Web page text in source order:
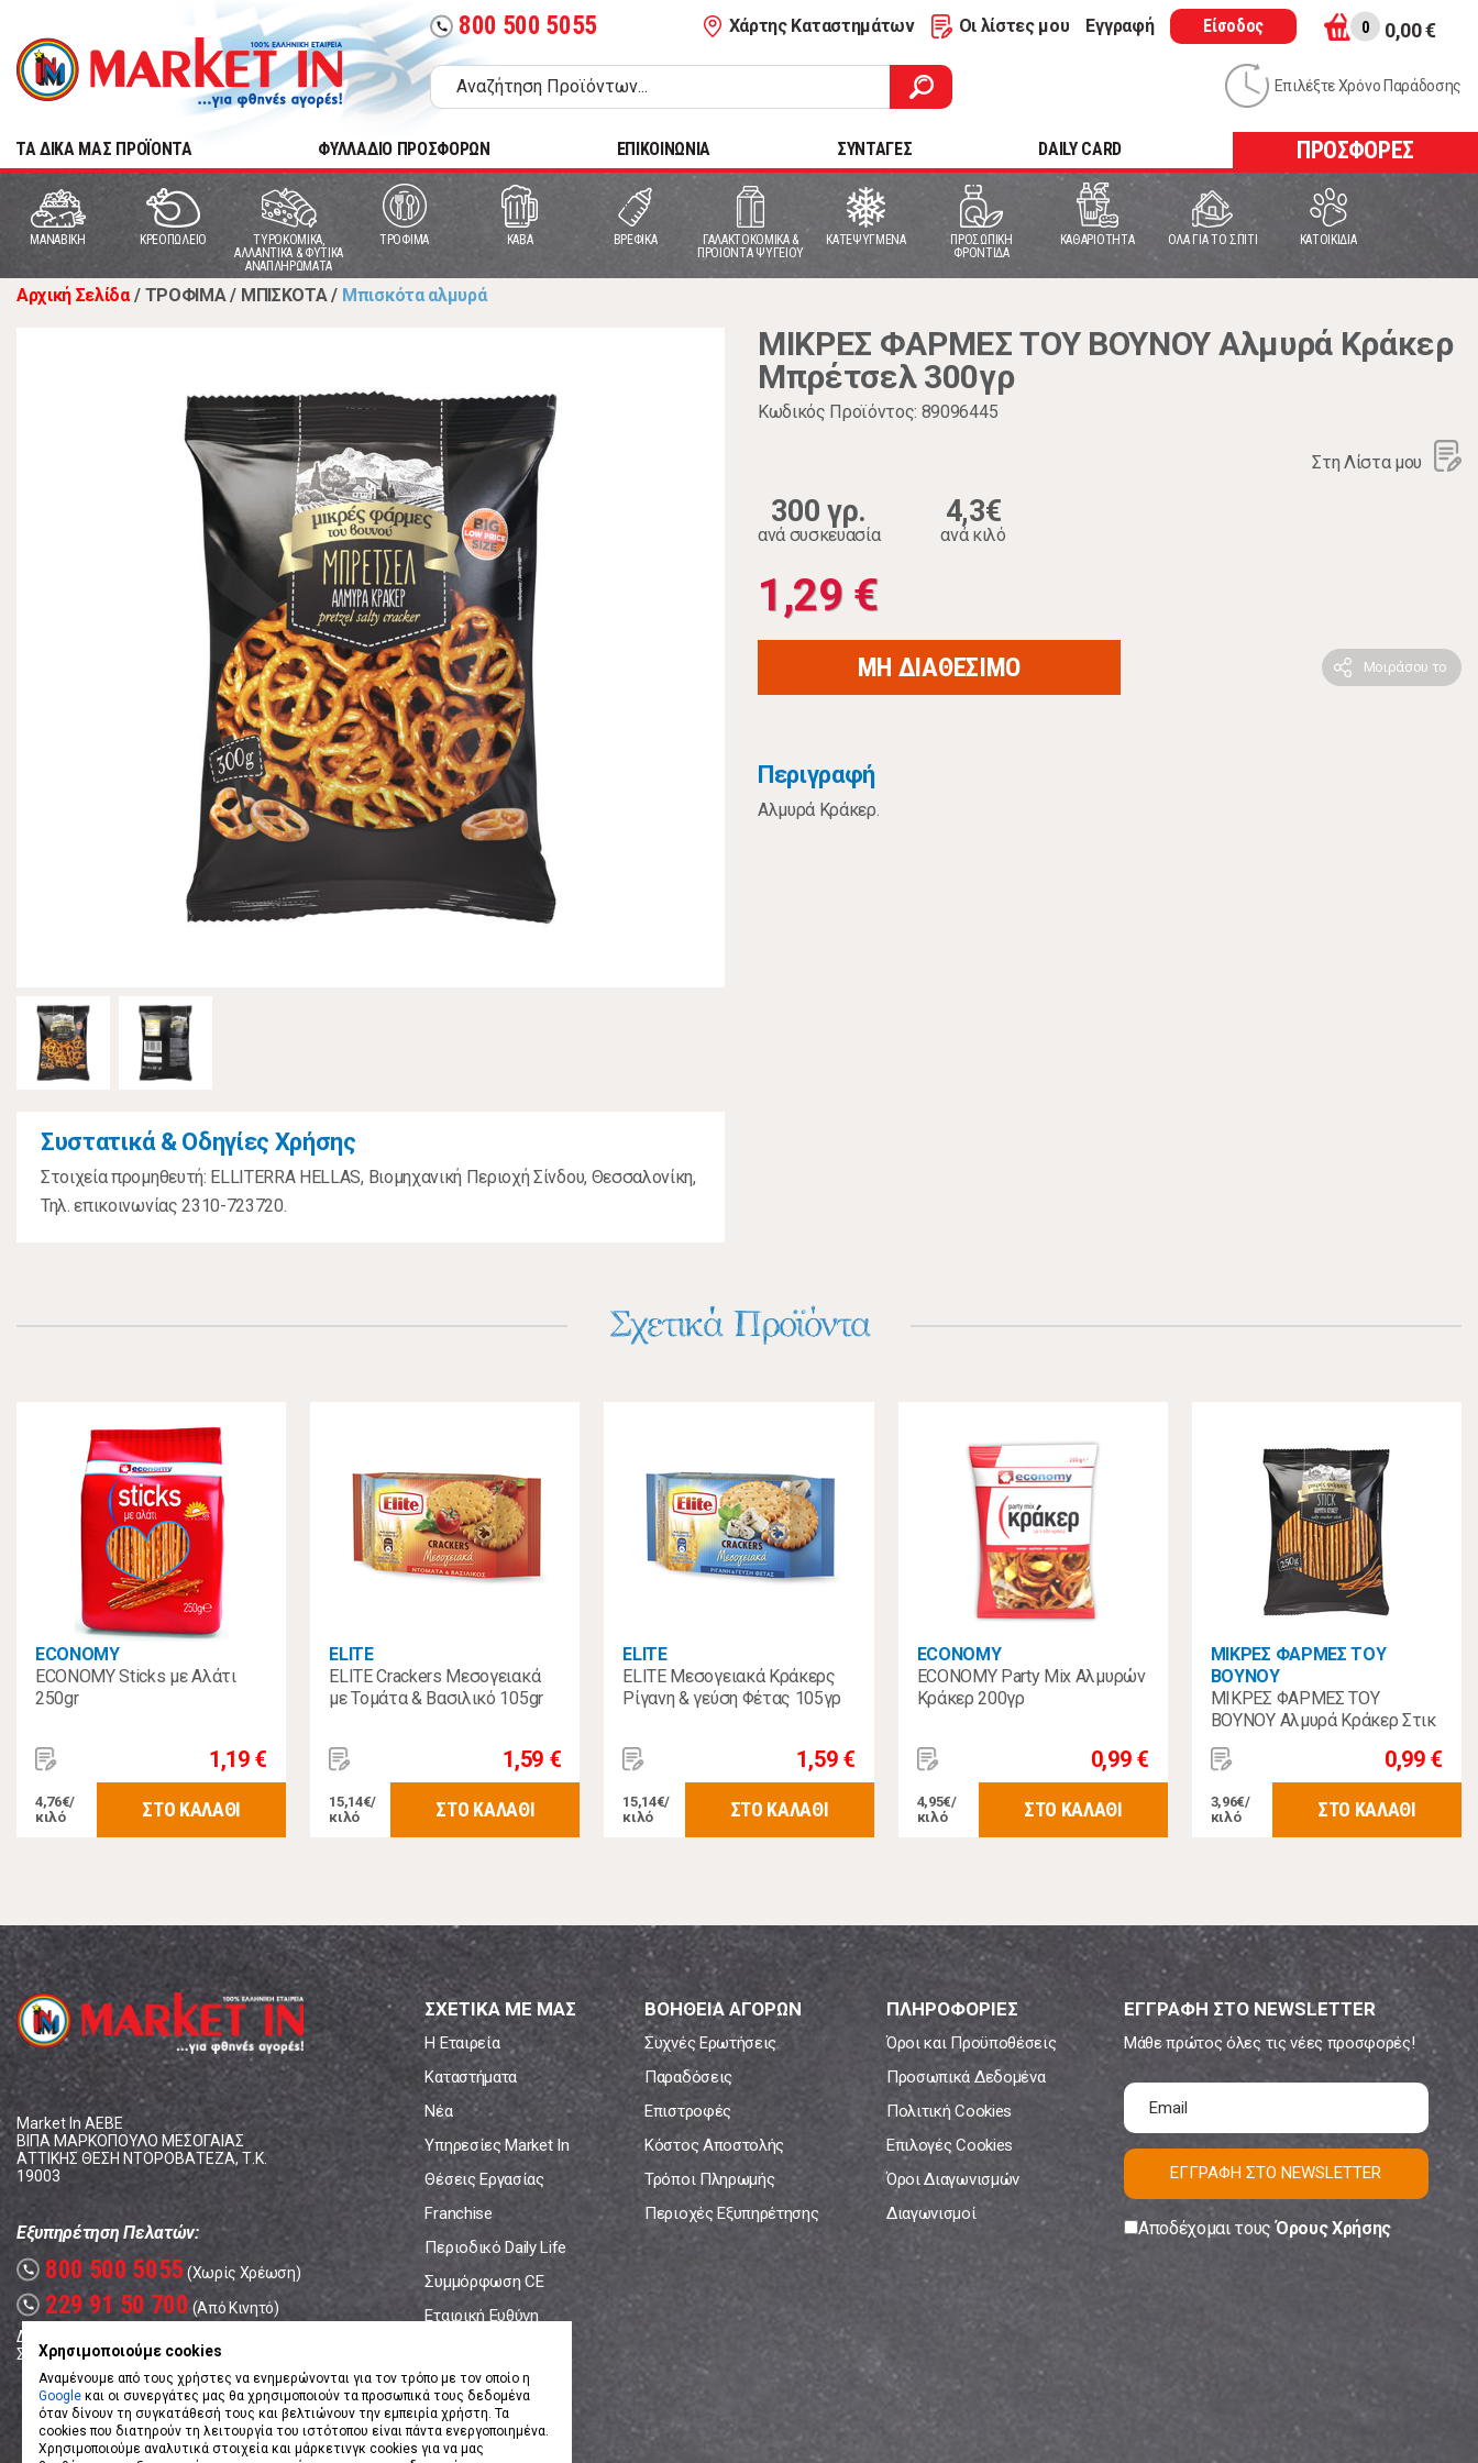
call 800 500 5055 Χάρτης Καταστημάτων Οι λίστες μου Εγγραφή Είσοδος 0 0,00 €
Επιλέξτε Χρόνο Παράδοσης
TA ΔΙΚΑ ΜΑΣ ΠΡΟΪΟΝΤΑ ΦΥΛΛΑΔΙΟ ΠΡΟΣΦΟΡΩΝ ΕΠΙΚΟΙΝΩΝΙΑ ΣΥΝΤΑΓΕΣ DAILY CARD ΠΡΟΣΦΟΡΕΣ
MANABIKH ΚΡΕΟΠΩΛΕΙΟ
ΤΥΡΟΚΟΜΙΚΑ,
ΑΛΛΑΝΤΙΚΑ & ΦΥΤΙΚΑ
ΑΝΑΠΛΗΡΩΜΑΤΑ
ΤΡΟΦΙΜΑ ΚΑΒΑ ΒΡΕΦΙΚΑ
ΓΑΛΑΚΤΟΚΟΜΙΚΑ &
ΠΡΟΙΟΝΤΑ ΨΥΓΕΙΟΥ
ΚΑΤΕΨΥΓΜΕΝΑ
ΠΡΟΣΩΠΙΚΗ
ΦΡΟΝΤΙΔΑ
ΚΑΘΑΡΙΟΤΗΤΑ ΟΛΑ ΓΙΑ ΤΟ ΣΠΙΤΙ ΚΑΤΟΙΚΙΔΙΑ
Αρχική Σελίδα / ΤΡΟΦΙΜΑ / ΜΠΙΣΚΟΤΑ / Μπισκότα αλμυρά
ΜΙΚΡΕΣ ΦΑΡΜΕΣ ΤΟΥ ΒΟΥΝΟΥ Αλμυρά Κράκερ
Μπρέτσελ 300γρ
Κωδικός Προϊόντος: 89096445
Στη Λίστα μου
300 γρ.
ανά συσκευασία
4,3€
ανά κιλό
1,29 €
ΜΗ ΔΙΑΘΕΣΙΜΟ Μοιράσου το
Περιγραφή
Αλμυρά Κράκερ.
Συστατικά & Οδηγίες Χρήσης
Στοιχεία προμηθευτή: ELLITERRA HELLAS, Βιομηχανική Περιοχή Σίνδου, Θεσσαλονίκη,
Τηλ. επικοινωνίας 2310-723720.
Σχετικά Προϊόντα
ECONOMY
ECONOMY Sticks με Αλάτι
250gr
1,19 €
4,76€/
κιλό
ΣΤΟ ΚΑΛΑΘΙ
ELITE
ELITE Crackers Μεσογειακά
με Τομάτα & Βασιλικό 105gr
1,59 €
15,14€/
κιλό
ΣΤΟ ΚΑΛΑΘΙ
ELITE
ELITE Μεσογειακά Κράκερς
Ρίγανη & γεύση Φέτας 105γρ
1,59 €
15,14€/
κιλό
ΣΤΟ ΚΑΛΑΘΙ
ECONOMY
ECONOMY Party Mix Αλμυρών
Κράκερ 200γρ
0,99 €
4,95€/
κιλό
ΣΤΟ ΚΑΛΑΘΙ
ΜΙΚΡΕΣ ΦΑΡΜΕΣ ΤΟΥ
ΒΟΥΝΟΥ
ΜΙΚΡΕΣ ΦΑΡΜΕΣ ΤΟΥ
ΒΟΥΝΟΥ Αλμυρά Κράκερ Στικ
250γρ
0,99 €
3,96€/
κιλό
ΣΤΟ ΚΑΛΑΘΙ
Market In ΑΕΒΕ
ΒΙΠΑ ΜΑΡΚΟΠΟΥΛΟ ΜΕΣΟΓΑΙΑΣ
ΑΤΤΙΚΗΣ ΘΕΣΗ ΝΤΟΡΟΒΑΤΕΖΑ, Τ.Κ.
19003
Εξυπηρέτηση Πελατών:
call 800 500 5055 (Χωρίς Χρέωση)
call 229 91 50 700 (Από Κινητό)
Δευτέρα - Παρασκευή: 08:00 - 17:00
Σάββατο: 08:00 – 14:00
ΣΧΕΤΙΚΑ ΜΕ ΜΑΣ
Η Εταιρεία
Καταστήματα
Νέα
Υπηρεσίες Market In
Θέσεις Εργασίας
Franchise
Περιοδικό Daily Life
Συμμόρφωση CE
Εταιρική Ευθύνη
ΒΟΗΘΕΙΑ ΑΓΟΡΩΝ
Συχνές Ερωτήσεις
Παραδόσεις
Επιστροφές
Κόστος Αποστολής
Τρόποι Πληρωμής
Περιοχές Εξυπηρέτησης
ΠΛΗΡΟΦΟΡΙΕΣ
Όροι και Προϋποθέσεις
Προσωπικά Δεδομένα
Πολιτική Cookies
Επιλογές Cookies
Όροι Διαγωνισμών
Διαγωνισμοί
ΕΓΓΡΑΦΗ ΣΤΟ NEWSLETTER
Μάθε πρώτος όλες τις νέες προσφορές!
ΕΓΓΡΑΦΗ ΣΤΟ NEWSLETTER
Αποδέχομαι τουςΌρους Χρήσης
Χρησιμοποιούμε cookies
Αναμένουμε από τους χρήστες να ενημερώνονται για τον τρόπο με τον οποίο η
Google και οι συνεργάτες μας θα χρησιμοποιούν τα προσωπικά τους δεδομένα
όταν δίνουν τη συγκατάθεσή τους και βελτιώνουν την εμπειρία χρήστη. Τα
cookies που διατηρούν τη λειτουργία του ιστότοπου είναι πάντα ενεργοποιημένα.
Χρησιμοποιούμε αναλυτικά στοιχεία και μάρκετινγκ cookies για να μας